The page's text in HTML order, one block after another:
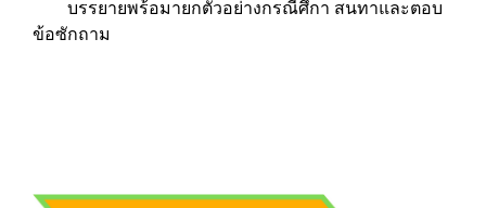
บรรยายพร้อมายกตัวอย่างกรณีศึกา สนทาและตอบ
ข้อซักถาม